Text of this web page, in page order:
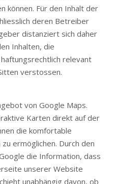
können. Für den Inhalt der
deren Betreiber
distanziert sich daher
Inhalten, die
relevant
verstossen.
von Google Maps.
Karten direkt auf der
die komfortable
ermöglichen. Durch den
die Information, dass
unserer Website
unabhängig davon, ob